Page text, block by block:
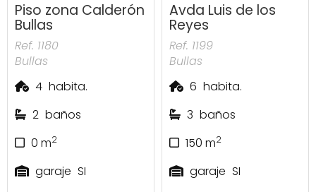
Piso zona Calderón
Bullas
Ref. 1180
Bullas
4 habita.
2 baños
0 m2
garaje SI
Avda Luis de los
Reyes
Ref. 1199
Bullas
6 habita.
3 baños
150 m2
garaje SI